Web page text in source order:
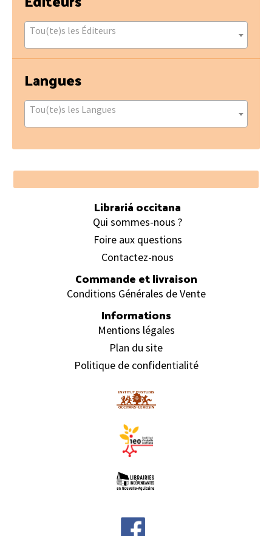
Tou(te)s les Éditeurs
Langues
Tou(te)s les Langues
Footer
Librariá occitana
Qui sommes-nous ?
Foire aux questions
Contactez-nous
Commande et livraison
Conditions Générales de Vente
Informations
Mentions légales
Plan du site
Politique de confidentialité